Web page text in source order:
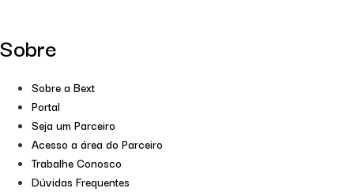
Sobre
Sobre a Bext
Portal
Seja um Parceiro
Acesso a área do Parceiro
Trabalhe Conosco
Dúvidas Frequentes